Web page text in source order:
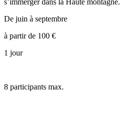
s’immerger dans la Haute montagne.
De juin à septembre
à partir de 100 €
1 jour
8 participants max.